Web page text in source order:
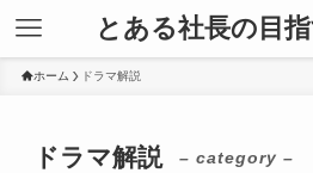
とある社長の目
ホーム ドラマ解説
ドラマ解説 – category –